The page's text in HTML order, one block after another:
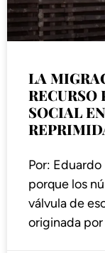
LA
RECURSO
SOCIAL
Por:
porque los
válvula de
originada